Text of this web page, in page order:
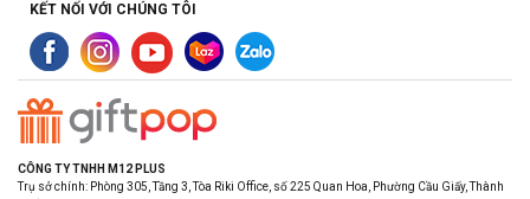
KẾT NỐI VỚI CHÚNG TÔI
CÔNG TY TNHH M12 PLUS
Trụ sở chính: Phòng 305, Tầng 3, Tòa Riki Office, số 225 Quan Hoa, Phường Cầu Giấy, Thành